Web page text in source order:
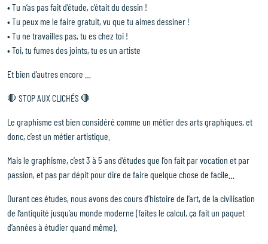
• Tu n’as pas fait d’étude, c’était du dessin !
• Tu peux me le faire gratuit, vu que tu aimes dessiner !
• Tu ne travailles pas, tu es chez toi !
• Toi, tu fumes des joints, tu es un artiste
Et bien d’autres encore …
🛑 STOP AUX CLICHÉS 🛑
Le graphisme est bien considéré comme un métier des arts graphiques, et
donc, c’est un métier artistique.
Mais le graphisme, c’est 3 à 5 ans d’études que l’on fait par vocation et par
passion, et pas par dépit pour dire de faire quelque chose de facile…
Durant ces études, nous avons des cours d’histoire de l’art, de la civilisation
de l’antiquité jusqu’au monde moderne (faites le calcul, ça fait un paquet
d’années à étudier quand même).